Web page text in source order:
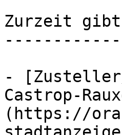
Zurzeit
-
Castrop-
(https://